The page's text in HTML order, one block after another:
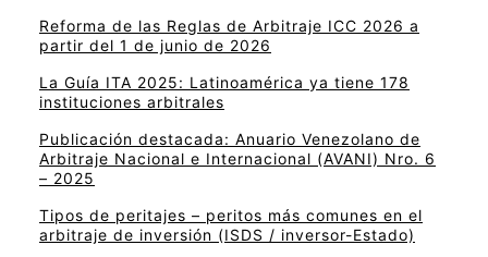
Reforma de las Reglas de Arbitraje ICC 2026 a
partir del 1 de junio de 2026
La Guía ITA 2025: Latinoamérica ya tiene 178
instituciones arbitrales
Publicación destacada: Anuario Venezolano de
Arbitraje Nacional e Internacional (AVANI) Nro. 6
– 2025
Tipos de peritajes – peritos más comunes en el
arbitraje de inversión (ISDS / inversor-Estado)